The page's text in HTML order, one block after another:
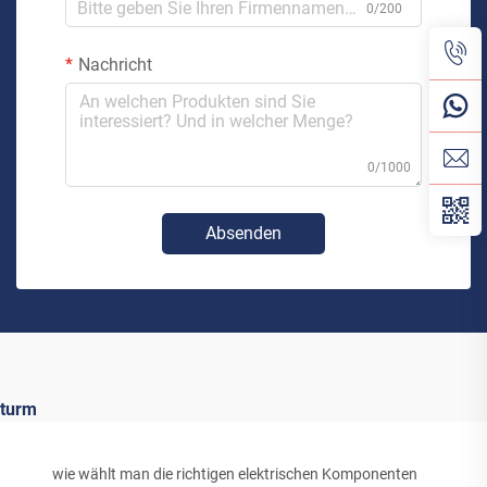
0/200
Nachricht
0/1000
Absenden
turm
wie wählt man die richtigen elektrischen Komponenten